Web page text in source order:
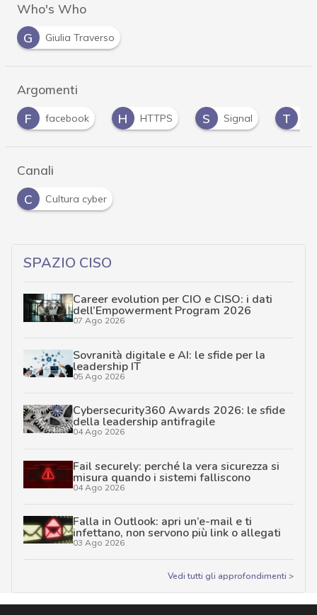
Who's Who
G
Giulia Traverso
Argomenti
H HTTPS S Signal T TLS/SSL
Canali
C
Cultura cyber
SPAZIO CISO
Career evolution per CIO e CISO: i dati
dell’Empowerment Program 2026
07 Ago 2026
Sovranità digitale e AI: le sfide per la
leadership IT
05 Ago 2026
Cybersecurity360 Awards 2026: le sfide
della leadership antifragile
04 Ago 2026
Fail securely: perché la vera sicurezza si
misura quando i sistemi falliscono
04 Ago 2026
Falla in Outlook: apri un’e-mail e ti
infettano, non servono più link o allegati
03 Ago 2026
Vedi tutti gli approfondimenti >